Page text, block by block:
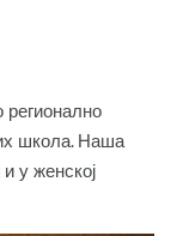
регионално
школа. Наша
у женској